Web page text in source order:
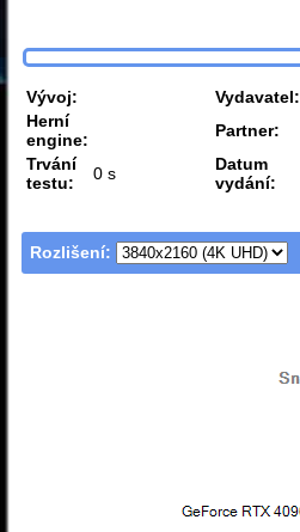
Vývoj:
Vydavatel:
Herní
engine:
Partner:
Trvání
testu:
0 s
Datum
vydání:
Rozlišení: